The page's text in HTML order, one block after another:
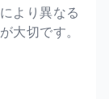
より異なる
大切です。